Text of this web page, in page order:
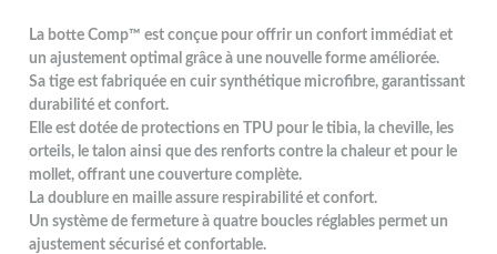
La botte Comp™ est conçue pour offrir un confort immédiat et
un ajustement optimal grâce à une nouvelle forme améliorée.
Sa tige est fabriquée en cuir synthétique microfibre, garantissant
durabilité et confort.
Elle est dotée de protections en TPU pour le tibia, la cheville, les
orteils, le talon ainsi que des renforts contre la chaleur et pour le
mollet, offrant une couverture complète.
La doublure en maille assure respirabilité et confort.
Un système de fermeture à quatre boucles réglables permet un
ajustement sécurisé et confortable.